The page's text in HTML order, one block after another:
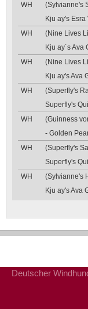
WH
(Sylvianne's
Kju ay's
WH
(Nine Lives
Kju ay´s
WH
(Nine Lives
Kju ay's Ava
WH
(Superfly's
Superfly's
WH
(Guinness
- Golden
WH
(Superfly's
Superfly's
WH
(Sylvianne's
Kju ay's Ava
Deutscher